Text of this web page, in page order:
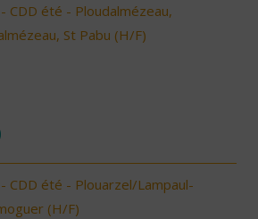
CDD été - Ploudalmézeau,
St Pabu (H/F)
CDD été - Plouarzel/Lampaul-
(H/F)